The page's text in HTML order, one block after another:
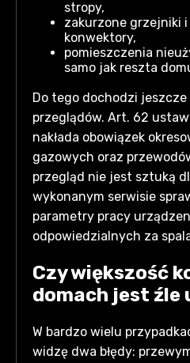
stropy,
zakurzone grzejniki
konwektory,
pomieszczenia
samo jak reszta
Do tego dochodzi jeszcze
przeglądów. Art. 62
nakłada obowiązek
gazowych oraz
przegląd nie jest sztuką
wykonanym serwisie
parametry pracy
odpowiedzialnych za
Czy większość
domach jest źle
W bardzo wielu
widzę dwa błędy: